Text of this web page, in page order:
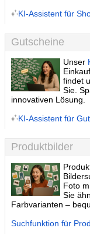
KI-Assistent für
Gutscheine
Unser
findet
Sie.
innovativen Lösung.
KI-Assistent für
Produktbilder
Foto
Sie
Farbvarianten –
Suchfunktion für